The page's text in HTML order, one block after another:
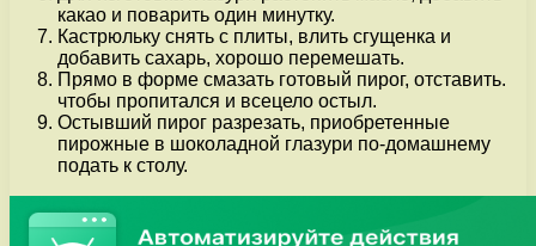
какао и поварить один минутку.
Кастрюльку снять с плиты, влить сгущенка и
добавить сахарь, хорошо перемешать.
Прямо в форме смазать готовый пирог, отставить.
чтобы пропитался и всецело остыл.
Остывший пирог разрезать, приобретенные
пирожные в шоколадной глазури по-домашнему
подать к столу.